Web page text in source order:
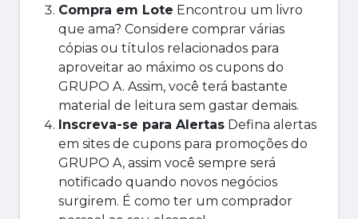
Compra em Lote Encontrou um livro
que ama? Considere comprar várias
cópias ou títulos relacionados para
aproveitar ao máximo os cupons do
GRUPO A. Assim, você terá bastante
material de leitura sem gastar demais.
Inscreva-se para Alertas Defina alertas
em sites de cupons para promoções do
GRUPO A, assim você sempre será
notificado quando novos negócios
surgirem. É como ter um comprador